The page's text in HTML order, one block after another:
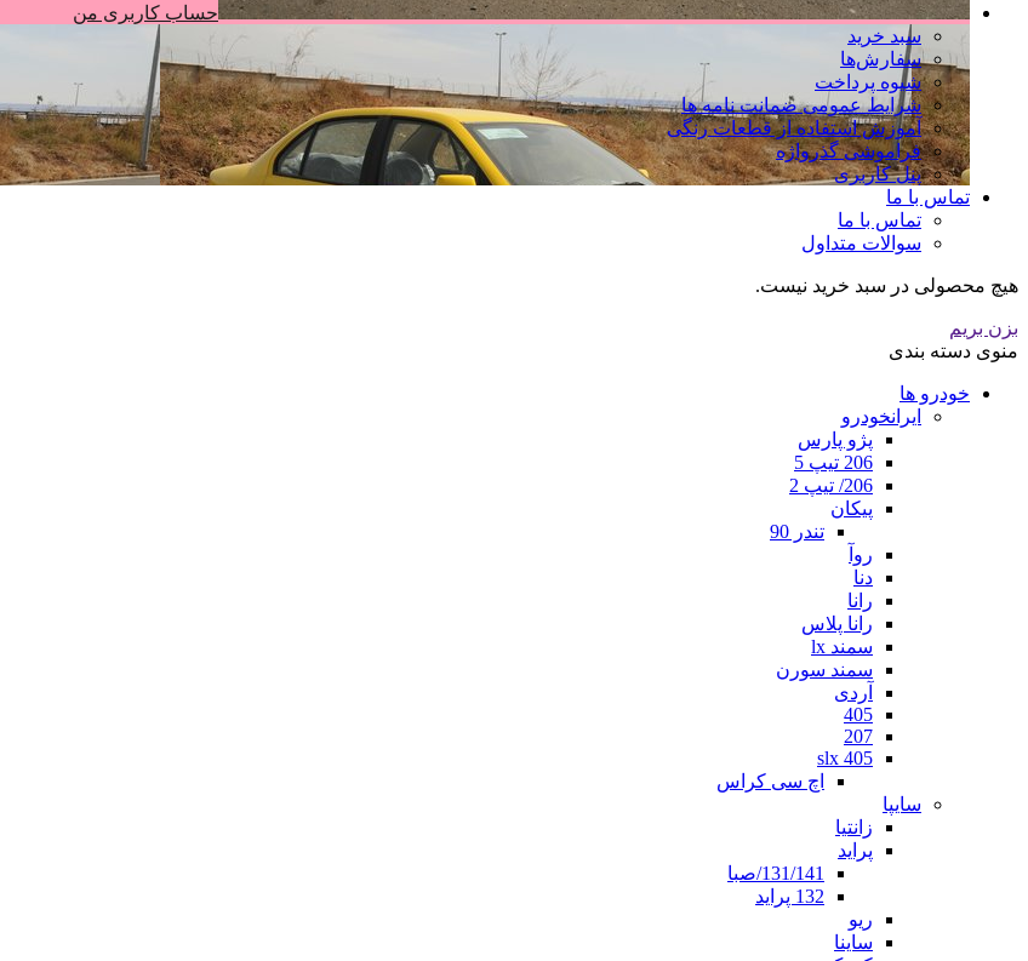
حساب کاربری من
سبد خرید
سفارش‌ها
شیوه پرداخت
شرایط عمومی ضمانت نامه ها
آموزش استفاده از قطعات رنگی
فراموشی گذرواژه
پنل کاربری
تماس با ما
تماس با ما
سوالات متداول
هیچ محصولی در سبد خرید نیست.
بزن بریم
منوی دسته بندی
خودرو ها
ایرانخودرو
پژو پارس
206 تیپ 5
206/ تیپ 2
پیکان
تندر 90
روآ
دنا
رانا
رانا پلاس
سمند lx
سمند سورن
آردی
405
207
405 slx
اچ سی کراس
سایپا
زانتیا
پراید
131/141/صبا
132 پراید
ریو
ساینا